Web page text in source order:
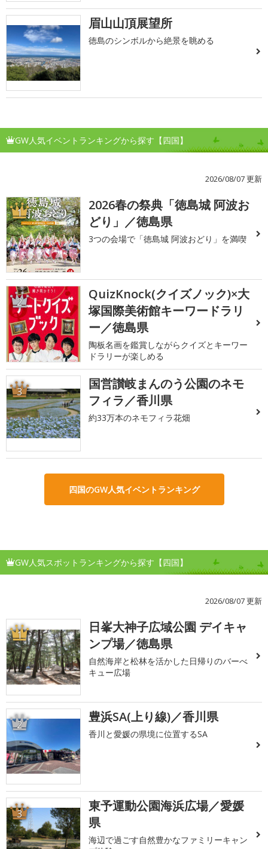
眉山山頂展望所
徳島のシンボルから絶景を眺める
GW人気イベントランキングから探す【四国】
2026/08/07 更新
1
2026春の祭典「徳島城 阿波お
どり」／徳島県
3つの会場で「徳島城 阿波おどり」を満喫
2
QuizKnock(クイズノック)×大
塚国際美術館キーワードラリ
ー／徳島県
陶板名画を鑑賞しながらクイズとキーワー
ドラリーが楽しめる
3
国営讃岐まんのう公園のネモ
フィラ／香川県
約33万本のネモフィラ花畑
四国のGW人気イベントランキング
GW人気スポットランキングから探す【四国】
2026/08/07 更新
1
日峯大神子広域公園 デイキャ
ンプ場／徳島県
自然海岸と松林を活かした日帰りのバーべ
キュー広場
2 豊浜SA(上り線)／香川県
香川と愛媛の県境に位置するSA
3
東予運動公園海浜広場／愛媛
県
海辺で過ごす自然豊かなファミリーキャン